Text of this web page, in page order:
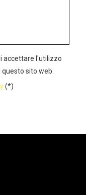
accettare l'utilizzo
sito web.
(*)